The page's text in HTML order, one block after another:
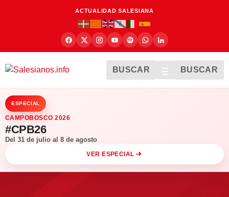
ACTUALIDAD SALESIANA
BUSCAR BUSCAR
ESPECIAL
CAMPOBOSCO 2026
#CPB26
Del 31 de julio al 8 de agosto
VER ESPECIAL